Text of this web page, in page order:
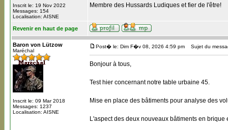
Inscrit le: 19 Nov 2022
Messages: 154
Localisation: AISNE
Membre des Hussards Ludiques et fier de l'être!
Revenir en haut de page
Baron von Lützow
Maréchal
Inscrit le: 09 Mar 2018
Messages: 1237
Localisation: AISNE
Post� le: Dim F�v 08, 2026 4:59 pm Sujet du
Bonjour à tous,
Test hier concernant notre table urbaine 45.
Mise en place des bâtiments pour analyse des
L'aspect des deux nouveaux bâtiments en brique